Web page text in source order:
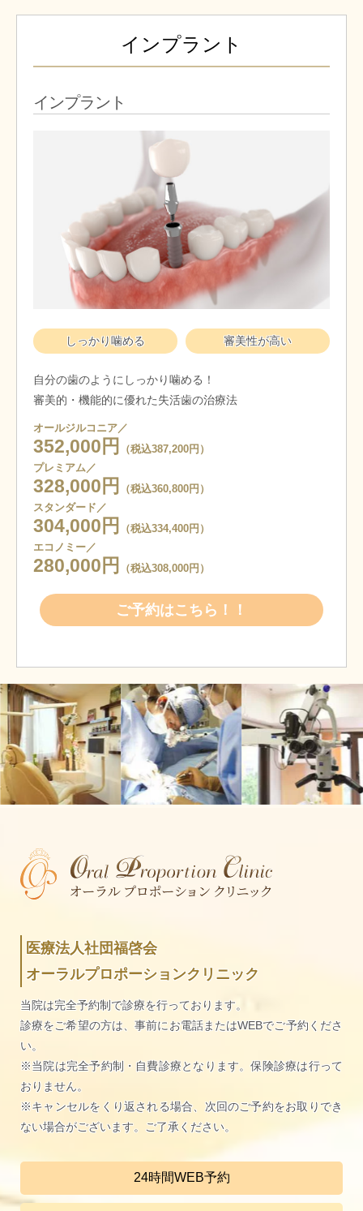
インプラント
インプラント
しっかり噛める 審美性が高い
自分の歯のようにしっかり噛める！
審美的・機能的に優れた失活歯の治療法
オールジルコニア／
352,000円
（税込387,200円）
プレミアム／
328,000円
（税込360,800円）
スタンダード／
304,000円
（税込334,400円）
エコノミー／
280,000円 （税込308,000円）
ご予約はこちら！！
医療法人社団福啓会
オーラルプロポーションクリニック
当院は完全予約制で診療を行っております。
診療をご希望の方は、事前にお電話またはWEBでご予約くださ
い。
※当院は完全予約制・自費診療となります。保険診療は行って
おりません。
※キャンセルをくり返される場合、次回のご予約をお取りでき
ない場合がございます。ご了承ください。
24時間WEB予約